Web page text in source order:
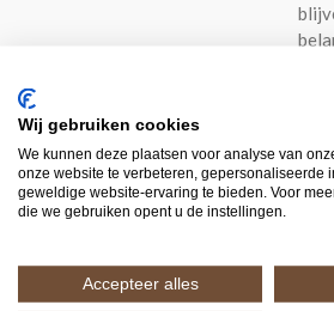
Wij gebruiken cookies
We kunnen deze plaatsen voor analyse van
onze website te verbeteren, gepersonaliseerde
geweldige website-ervaring te bieden. Voor
die we gebruiken opent u de instellingen.
Accepteer alles